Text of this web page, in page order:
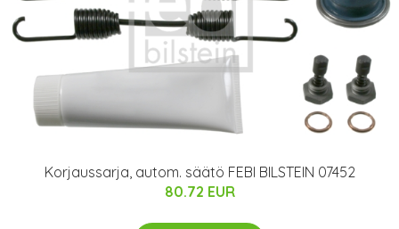
Korjaussarja, autom. säätö FEBI BILSTEIN 07452
80.72 EUR